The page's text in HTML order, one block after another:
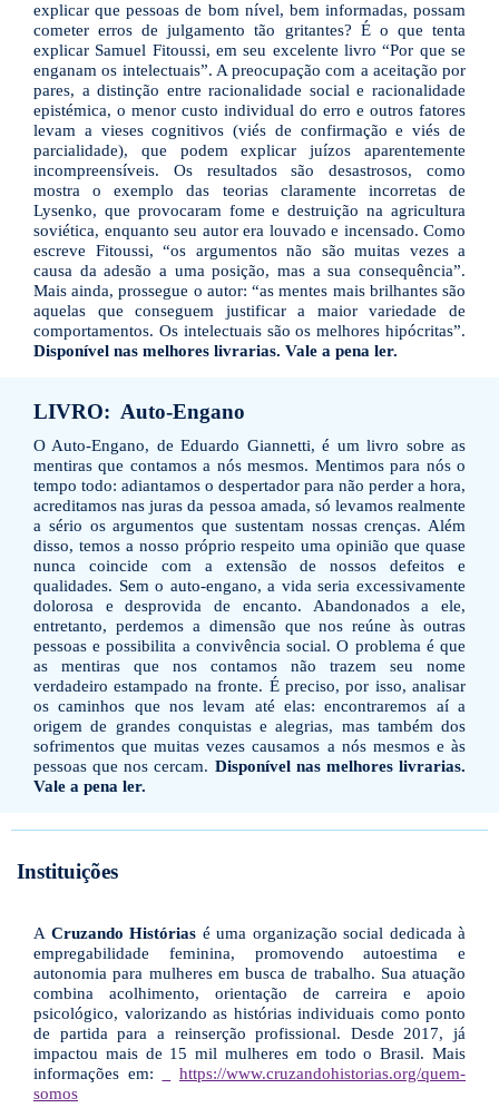
explicar que pessoas de bom nível, bem informadas, possam
cometer erros de julgamento tão gritantes? É o que tenta
explicar Samuel Fitoussi, em seu excelente livro “Por que se
enganam os intelectuais”. A preocupação com a aceitação por
pares, a distinção entre racionalidade social e racionalidade
epistémica, o menor custo individual do erro e outros fatores
levam a vieses cognitivos (viés de confirmação e viés de
parcialidade), que podem explicar juízos aparentemente
incompreensíveis. Os resultados são desastrosos, como
mostra o exemplo das teorias claramente incorretas de
Lysenko, que provocaram fome e destruição na agricultura
soviética, enquanto seu autor era louvado e incensado. Como
escreve Fitoussi, “os argumentos não são muitas vezes a
causa da adesão a uma posição, mas a sua consequência”.
Mais ainda, prossegue o autor: “as mentes mais brilhantes são
aquelas que conseguem justificar a maior variedade de
comportamentos. Os intelectuais são os melhores hipócritas”.
Disponível nas melhores livrarias. Vale a pena ler.
LIVRO: Auto-Engano
O Auto-Engano, de Eduardo Giannetti, é um livro sobre as
mentiras que contamos a nós mesmos. Mentimos para nós o
tempo todo: adiantamos o despertador para não perder a hora,
acreditamos nas juras da pessoa amada, só levamos realmente
a sério os argumentos que sustentam nossas crenças. Além
disso, temos a nosso próprio respeito uma opinião que quase
nunca coincide com a extensão de nossos defeitos e
qualidades. Sem o auto-engano, a vida seria excessivamente
dolorosa e desprovida de encanto. Abandonados a ele,
entretanto, perdemos a dimensão que nos reúne às outras
pessoas e possibilita a convivência social. O problema é que
as mentiras que nos contamos não trazem seu nome
verdadeiro estampado na fronte. É preciso, por isso, analisar
os caminhos que nos levam até elas: encontraremos aí a
origem de grandes conquistas e alegrias, mas também dos
sofrimentos que muitas vezes causamos a nós mesmos e às
pessoas que nos cercam. Disponível nas melhores livrarias.
Vale a pena ler.
Instituições
A Cruzando Histórias é uma organização social dedicada à
empregabilidade feminina, promovendo autoestima e
autonomia para mulheres em busca de trabalho. Sua atuação
combina acolhimento, orientação de carreira e apoio
psicológico, valorizando as histórias individuais como ponto
de partida para a reinserção profissional. Desde 2017, já
impactou mais de 15 mil mulheres em todo o Brasil. Mais
informações em:
https://www.cruzandohistorias.org/quem-
somos